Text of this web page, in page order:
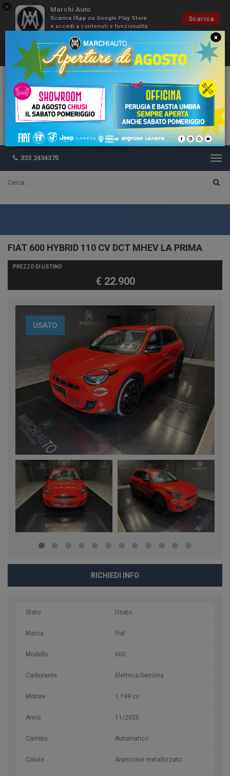
× Marchi Auto
Scarica l'App su Google Play Store
e accedi a contenuti e funzionalità
Scarica
333.2434375
FIAT 600 HYBRID 110 CV DCT MHEV LA PRIMA
PREZZO DI LISTINO
€ 22.900
USATO
RICHIEDI INFO
Stato Usato
Marca Fiat
Modello 600
Carburante Elettrica/benzina
Motore 1.199 cc
Anno 11/2025
Cambio Automatico
Colore Arancione metallizzato
×